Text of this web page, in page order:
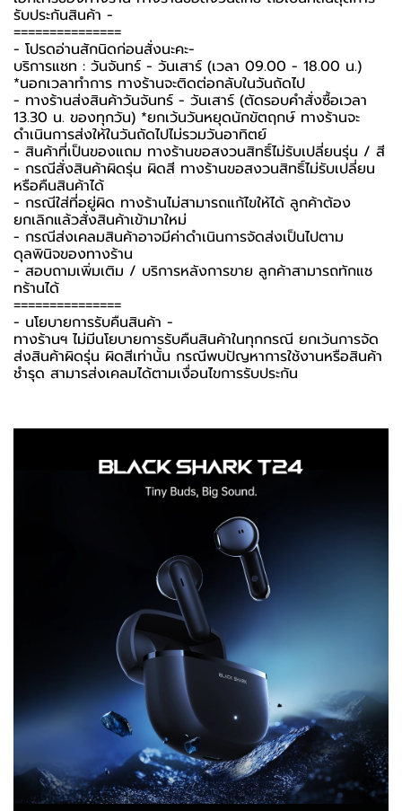
รับประกันสินค้า -️
===============
-️ โปรดอ่านสักนิดก่อนสั่งนะคะ-️
บริการแชท : วันจันทร์ - วันเสาร์ (เวลา 09.00 - 18.00 น.)
*นอกเวลาทำการ ทางร้านจะติดต่อกลับในวันถัดไป
- ทางร้านส่งสินค้าวันจันทร์ - วันเสาร์ (ตัดรอบคำสั่งซื้อเวลา
13.30 น. ของทุกวัน) *ยกเว้นวันหยุดนักขัตฤกษ์ ทางร้านจะ
ดำเนินการส่งให้ในวันถัดไปไม่รวมวันอาทิตย์
- สินค้าที่เป็นของแถม ทางร้านขอสงวนสิทธิ์ไม่รับเปลี่ยนรุ่น / สี
- กรณีสั่งสินค้าผิดรุ่น ผิดสี ทางร้านขอสงวนสิทธิ์ไม่รับเปลี่ยน
หรือคืนสินค้าได้
- กรณีใส่ที่อยู่ผิด ทางร้านไม่สามารถแก้ไขให้ได้ ลูกค้าต้อง
ยกเลิกแล้วสั่งสินค้าเข้ามาใหม่
- กรณีส่งเคลมสินค้าอาจมีค่าดำเนินการจัดส่งเป็นไปตาม
ดุลพินิจของทางร้าน
- สอบถามเพิ่มเติม / บริการหลังการขาย ลูกค้าสามารถทักแช
ทร้านได้
===============
-️ นโยบายการรับคืนสินค้า -️
ทางร้านฯ ไม่มีนโยบายการรับคืนสินค้าในทุกกรณี ยกเว้นการจัด
ส่งสินค้าผิดรุ่น ผิดสีเท่านั้น กรณีพบปัญหาการใช้งานหรือสินค้า
ชำรุด สามารส่งเคลมได้ตามเงื่อนไขการรับประกัน